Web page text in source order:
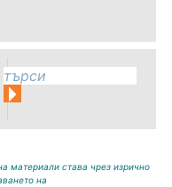
Със
материали става чрез изрично
на